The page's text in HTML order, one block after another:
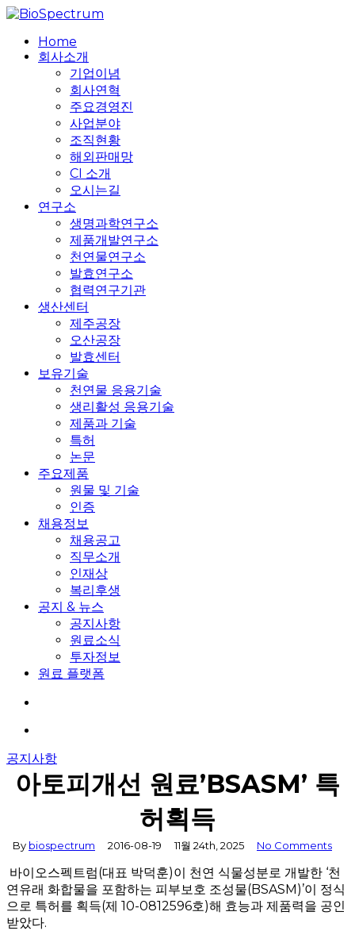
Skip
main
content
search
MenuHome
회사소개
기업이념
회사연혁
주요경영진
사업분야
조직현황
해외판매망
CI 소개
오시는길
연구소
생명과학연구소
제품개발연구소
천연물연구소
발효연구소
협력연구기관
생산센터
제주공장
오산공장
발효센터
보유기술
천연물 응용기술
생리활성 응용기술
제품과 기술
특허
논문
주요제품
원물 및 기술
인증
채용정보
채용공고
직무소개
인재상
복리후생
공지 & 뉴스
공지사항
원료소식
투자정보
원료 플랫폼
공지사항
아토피개선 원료’BSASM’ 특
허획득
By biospectrum 2016-08-19 11월 24th, 2025 No Comments
바이오스펙트럼(대표 박덕훈)이 천연 식물성분로 개발한 ‘천
연유래 화합물을 포함하는 피부보호 조성물(BSASM)’이 정식
으로 특허를 획득(제 10-0812596호)해 효능과 제품력을 공인
받았다.